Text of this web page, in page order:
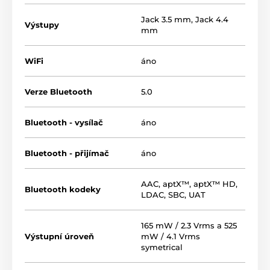
a možnosť inštalácie
vlastných aplikácií
Procesor QulcommSnapdragon 665
32 GB
3 GB RAM
4 čipy DAC a zosilňovač
Výstupy
Jack 3.5 mm, Jack 4.4
mm
WiFi áno
Verze Bluetooth 5.0
Bluetooth - vysílač áno
Bluetooth - přijímač áno
Bluetooth kodeky
AAC, aptX™, aptX™ HD,
LDAC, SBC, UAT
Výstupní úroveň
165 mW / 2.3 Vrms a 525
mW / 4.1 Vrms
symetrical